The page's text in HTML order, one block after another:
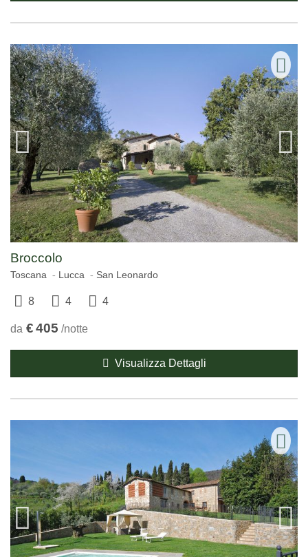
Broccolo
Toscana Lucca San Leonardo
8 4 4
da €405 /notte
Visualizza Dettagli